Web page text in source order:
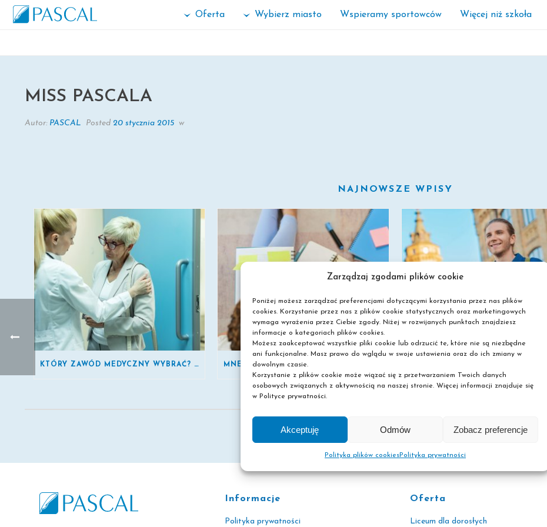
Zarządzaj zgodami plików cookie
Poniżej możesz zarządzać preferencjami dotyczącymi korzystania przez nas plików
cookies. Korzystanie przez nas z plików cookie statystycznych oraz marketingowych
wymaga wyrażenia przez Ciebie zgody. Niżej w rozwijanych punktach znajdziesz
informacje o kategoriach plików cookies.
Możesz zaakceptować wszystkie pliki cookie lub odrzucić te, które nie są niezbędne
ani funkcjonalne. Masz prawo do wglądu w swoje ustawienia oraz do ich zmiany w
dowolnym czasie.
Korzystanie z plików cookie może wiązać się z przetwarzaniem Twoich danych
osobowych związanych z aktywnością na naszej stronie. Więcej informacji znajduje się
w Polityce prywatności.
Akceptuję Odmów Zobacz preferencje
Polityka plików cookiesPolityka prywatności
Oferta Wybierz miasto Wspieramy sportowców Więcej niż szkoła
MISS PASCALA
Autor: PASCAL Posted 20 stycznia 2015 w
NAJNOWSZE WPISY
KTÓRY ZAWÓD MEDYCZNY WYBRAĆ? 3 SPRAWDZONE KIERUNKI
Informacje
Polityka prywatności
Oferta
Liceum dla dorosłych